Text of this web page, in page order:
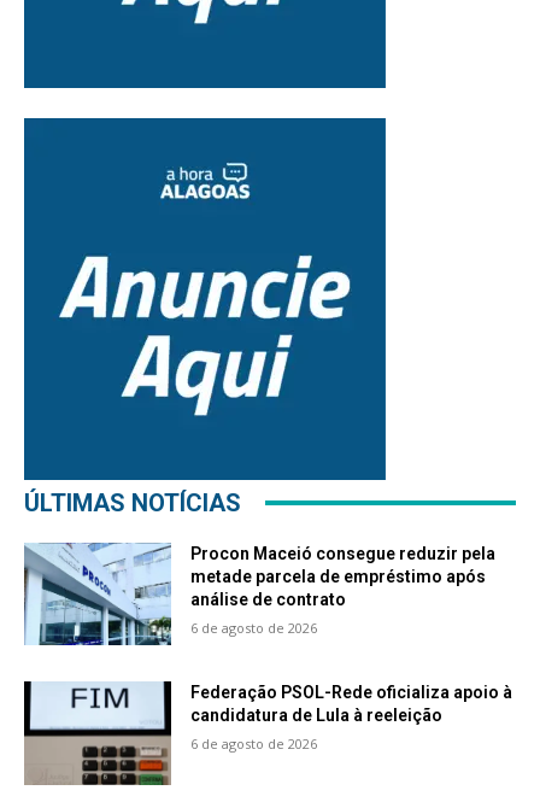
ÚLTIMAS NOTÍCIAS
Procon Maceió consegue reduzir pela
metade parcela de empréstimo após
análise de contrato
6 de agosto de 2026
Federação PSOL-Rede oficializa apoio à
candidatura de Lula à reeleição
6 de agosto de 2026